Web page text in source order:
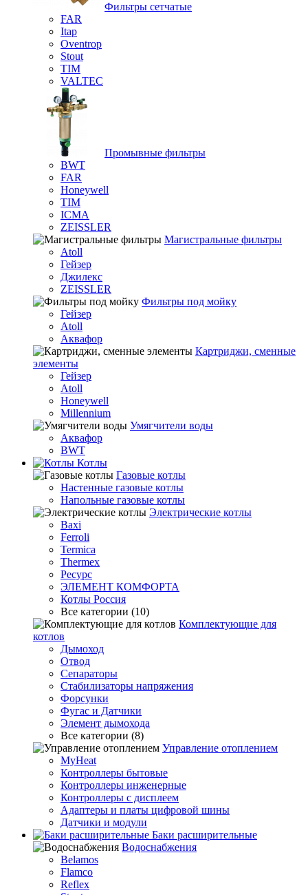
Фильтры сетчатые
FAR
Itap
Oventrop
Stout
TIM
VALTEC
Промывные фильтры
BWT
FAR
Honeywell
TIM
ICMA
ZEISSLER
Магистральные фильтры
Atoll
Гейзер
Джилекс
ZEISSLER
Фильтры под мойку
Гейзер
Atoll
Аквафор
Картриджи, сменные
элементы
Гейзер
Atoll
Honeywell
Millennium
Умягчители воды
Аквафор
BWT
Котлы
Гaзовые котлы
Настенные газовые котлы
Напольные газовые котлы
Электрические котлы
Baxi
Ferroli
Termica
Thermex
Ресурс
ЭЛЕМЕНТ КОМФОРТА
Котлы Россия
Все категории (10)
Комплектующие для
котлов
Дымоход
Отвод
Сепараторы
Стабилизаторы напряжения
Форсунки
Фугас и Датчики
Элемент дымохода
Все категории (8)
Управление отоплением
MyHeat
Контроллеры бытовые
Контроллеры инженерные
Контроллеры с дисплеем
Адаптеры и платы цифровой шины
Датчики и модули
Баки расширительные
Водоснабжения
Belamos
Flamco
Reflex